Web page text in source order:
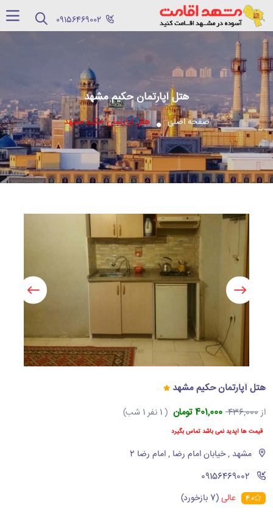
هتل آپارتمان حکیم مشهد
صفحه اصلی هتل آپارتمان حکیم مشهد
هتل آپارتمان حکیم مشهد
از436,000 401,000 تومان ( 1 نفر 1 شب)
قیمت ها آپدید نمی باشد تماس بگیرد
مشهد , خیابان امام رضا , امام رضا 2
‪09156469002‬
4.0 عالی(7 بازخورد)